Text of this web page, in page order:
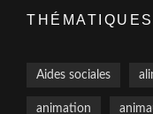
THÉMATIQUES
Aides sociales
animation